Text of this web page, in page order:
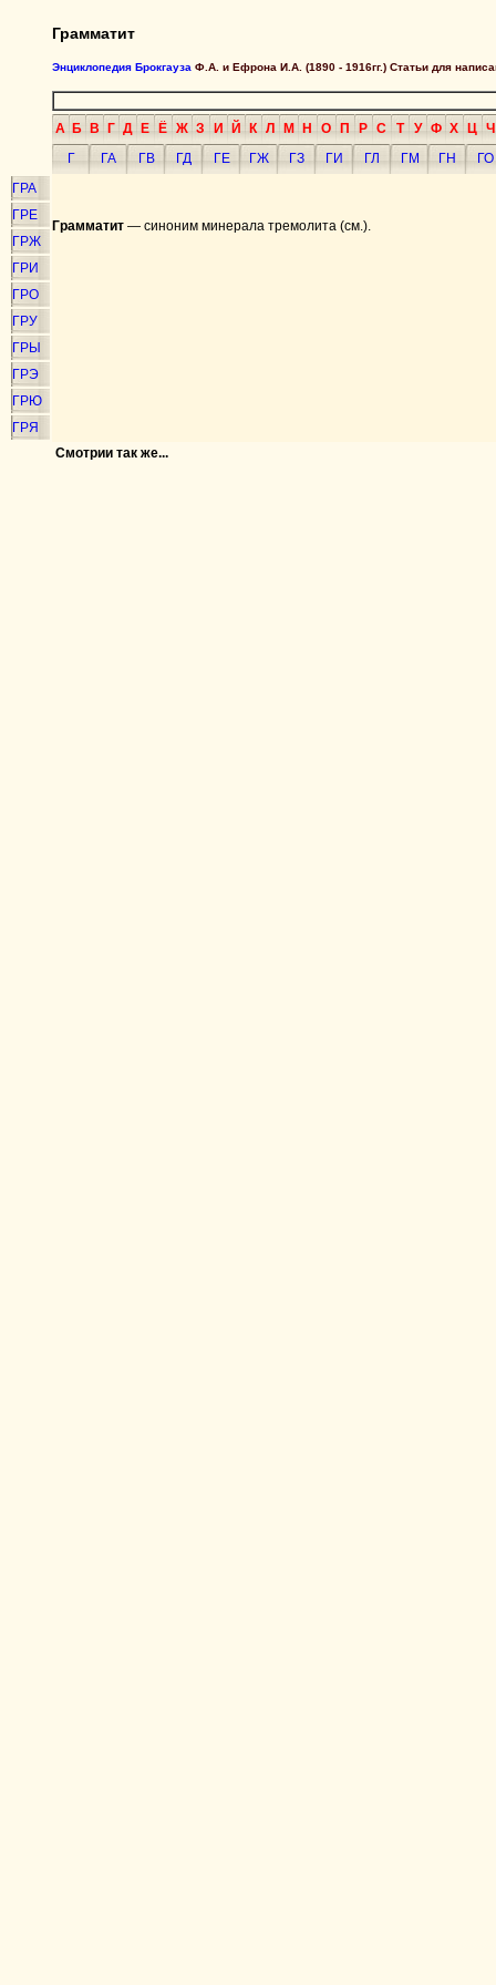
Грамматит
Энциклопедия Брокгауза Ф.А. и Ефрона И.А. (1890 - 1916гг.) Статьи для
А Б В Г Д Е Ё Ж З И Й К Л М Н О П Р С Т У Ф Х Ц Ч
Г
ГА ГВ ГД ГЕ ГЖ ГЗ ГИ ГЛ ГМ ГН
ГО
ГРА
ГРЕ
ГРЖ
ГРИ
ГРО
ГРУ
ГРЫ
ГРЭ
ГРЮ
ГРЯ
Грамматит — синоним минерала тремолита (см.).
Смотрии так же...